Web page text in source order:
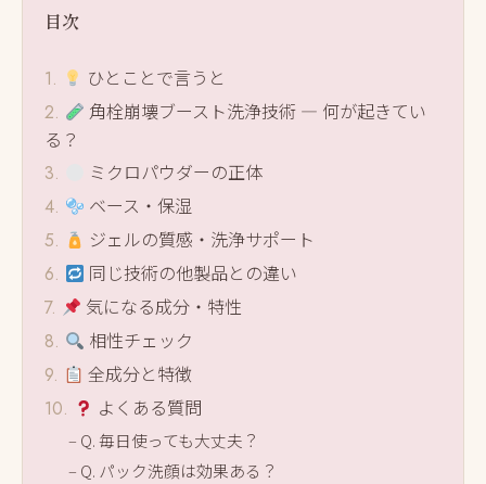
目次
ひとことで言うと
角栓崩壊ブースト洗浄技術 ― 何が起きてい
る？
ミクロパウダーの正体
ベース・保湿
ジェルの質感・洗浄サポート
同じ技術の他製品との違い
気になる成分・特性
相性チェック
全成分と特徴
よくある質問
Q. 毎日使っても大丈夫？
Q. パック洗顔は効果ある？